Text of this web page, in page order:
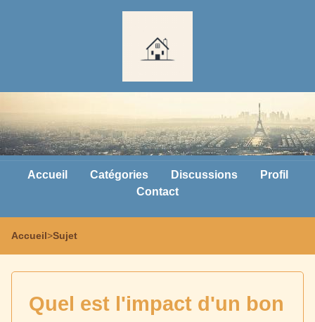
Accueil Catégories Discussions
Profil
Contact
Accueil>Sujet
Quel est l'impact d'un bon